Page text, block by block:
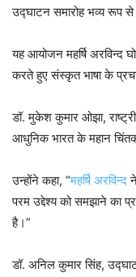
उद्घाटन समारोह भव्य रूप
यह आयोजन महर्षि अरविन्द
करते हुए संस्कृत भाषा के
डॉ. मुकेश कुमार ओझा,
आधुनिक भारत के महान
उन्होंने कहा, “महर्षि अरविन्द
परम उद्देश्य को समझाने का
है।”
डॉ. अनिल कुमार सिंह,